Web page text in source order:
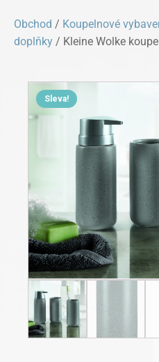
Obchod / Koupelnové
doplňky / Kleine Wolke
Sleva!